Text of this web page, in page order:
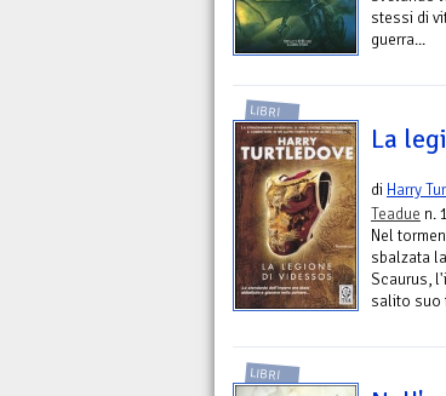
stessi di
guerra...
LIBRI
La
di Harry
Teadue n.
Nel
sbalzata
Scaurus,
salito suo
LIBRI